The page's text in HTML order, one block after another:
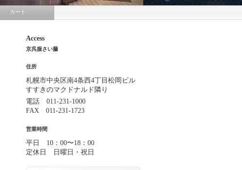
カート
Access
京呉服さい藤
住所
札幌市中央区南4条西4丁目松岡ビル
すすきのマクドナルド隣り
電話 011-231-1000
FAX 011-231-1723
営業時間
平日 10：00〜18：00
定休日 日曜日・祝日